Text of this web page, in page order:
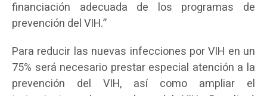
financiación adecuada de los programas de
prevención del VIH.”
Para reducir las nuevas infecciones por VIH en un
75% será necesario prestar especial atención a la
prevención del VIH, así como ampliar el